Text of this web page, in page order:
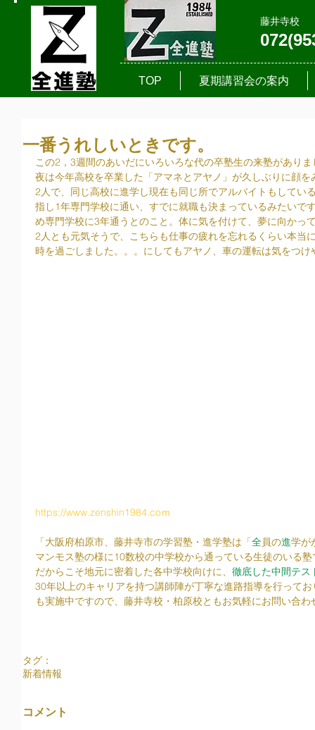
藤井寺校
TOP 夏期講習会の案内
一番うれしいときです。
この2，3週間のあいだにいろいろな代の卒塾生の来塾があり
夜は今年高校を卒業した「アマネとアヤノ」が久しぶりに顔
2人で、同じ高校に進学し現在も同じ所でアルバイトもしてい
指し1年専門学校に通い、すでに就職も決まっているみたいで
め専門学校に3年通うとのこと。体に気を付けて、夢に向かっ
2人とも元気そうで、こちらも仕事の疲れを忘れるくらい本当
時を過ごしました。。。にしてもアヤノ、車の運転は気をつけ
https://www.zenshin1984.coｍ
「大阪府柏原市、藤井寺市の学習塾・進学塾は「全員の進学が
マンモス塾の様に10数校の中学校から通っている生徒のいる
だからこそ地元に密着した各中学校向けに、 徹底した中間テス
30年以上のキャリアを持つ講師陣が丁寧な進路指導を行って
も実施中ですので、藤井寺校・柏原校ともお気軽にお問い合わ
タグ：
新着情報
コメント